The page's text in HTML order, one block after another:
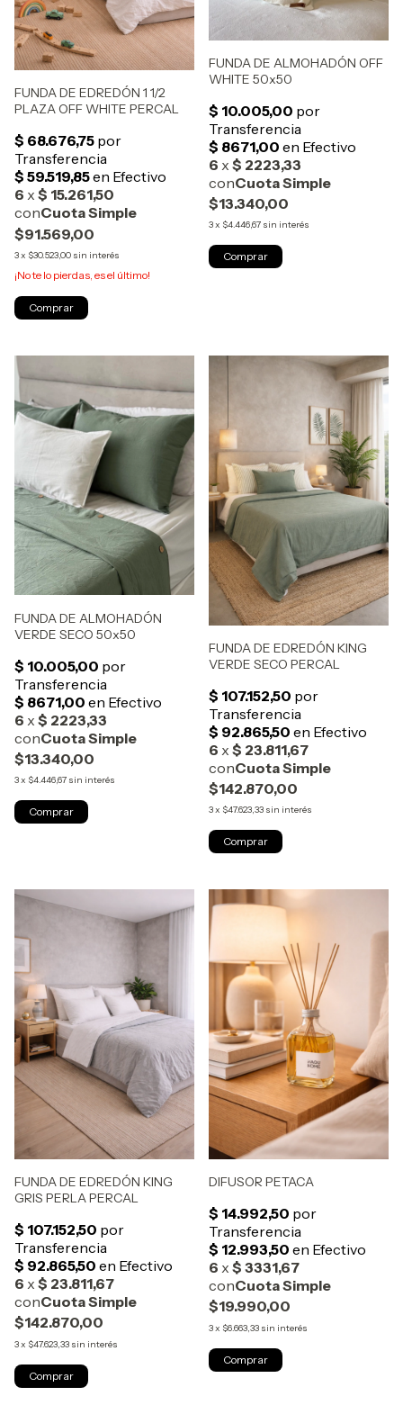
FUNDA DE EDREDÓN 1 1/2
PLAZA OFF WHITE PERCAL
$91.569,00
3x $30.523,00 sin interés
¡No te lo pierdas, es el último!
FUNDA DE ALMOHADÓN OFF
WHITE 50x50
$13.340,00
3x $4.446,67 sin interés
FUNDA DE ALMOHADÓN
VERDE SECO 50x50
$13.340,00
3x $4.446,67 sin interés
FUNDA DE EDREDÓN KING
VERDE SECO PERCAL
$142.870,00
3x $47.623,33 sin interés
FUNDA DE EDREDÓN KING
GRIS PERLA PERCAL
$142.870,00
3x $47.623,33 sin interés
DIFUSOR PETACA
$19.990,00
3x $6.663,33 sin interés
Comprar